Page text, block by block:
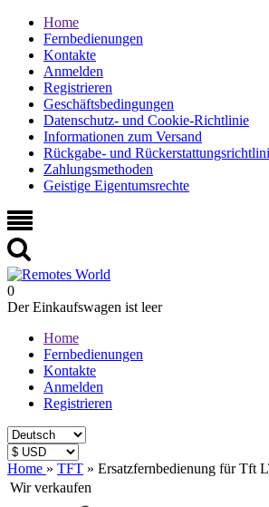
Home
Fernbedienungen
Kontakte
Anmelden
Registrieren
Geschäftsbedingungen
Datenschutz- und Cookie-Richtlinie
Informationen zum Versand
Rückgabe- und
Zahlungsmethoden
Geistige Eigentumsrechte
0
Der Einkaufswagen ist leer
Home
Fernbedienungen
Kontakte
Anmelden
Registrieren
Home » TFT » Ersatzfernbedienung für Tft
Wir verkaufen